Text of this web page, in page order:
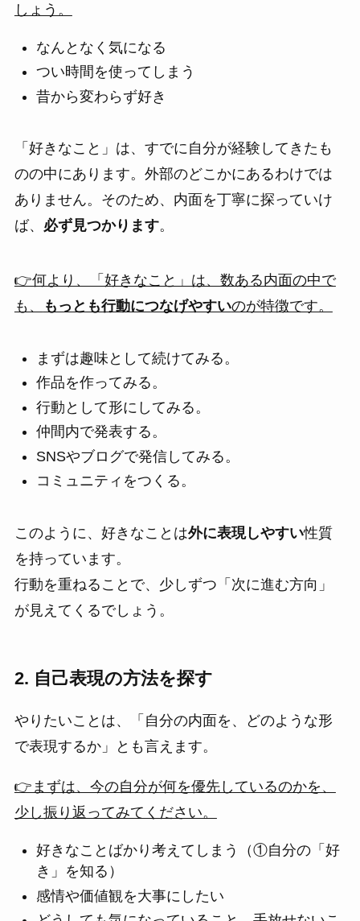
しょう。
なんとなく気になる
つい時間を使ってしまう
昔から変わらず好き
「好きなこと」は、すでに自分が経験してきたも
のの中にあります。外部のどこかにあるわけでは
ありません。そのため、内面を丁寧に探っていけ
ば、 必ず見つかります。
👉何より、「好きなこと」は、数ある内面の中で
も、
もっとも行動につなげやすいのが特徴です。
まずは趣味として続けてみる。
作品を作ってみる。
行動として形にしてみる。
仲間内で発表する。
SNSやブログで発信してみる。
コミュニティをつくる。
このように、好きなことは外に表現しやすい性質
を持っています。
行動を重ねることで、少しずつ「次に進む方向」
が見えてくるでしょう。
2. 自己表現の方法を探す
やりたいことは、「自分の内面を、どのような形
で表現するか」とも言えます。
👉まずは、今の自分が何を優先しているのかを、
少し振り返ってみてください。
好きなことばかり考えてしまう（①自分の「好
き」を知る）
感情や価値観を大事にしたい